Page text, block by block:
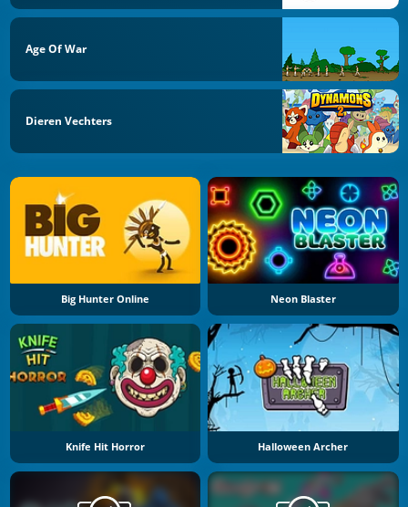
Age Of War
Dieren Vechters
Big Hunter Online Neon Blaster
Knife Hit Horror Halloween Archer